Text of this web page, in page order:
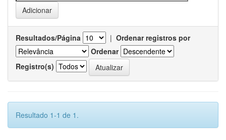
Resultados/Página | Ordenar registros por
Ordenar
Registro(s)
Resultado 1-1 de 1.